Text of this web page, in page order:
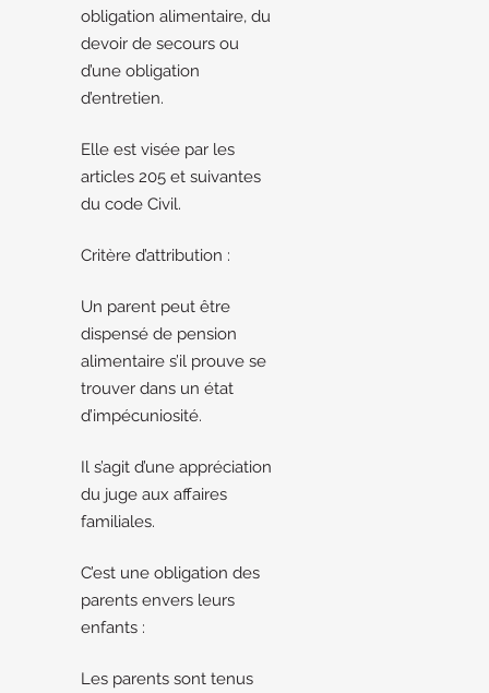
obligation alimentaire, du
devoir de secours ou
d’une obligation
d’entretien.
Elle est visée par les
articles 205 et suivantes
du code Civil.
Critère d’attribution :
Un parent peut être
dispensé de pension
alimentaire s’il prouve se
trouver dans un état
d’impécuniosité.
Il s’agit d’une appréciation
du juge aux affaires
familiales.
C’est une obligation des
parents envers leurs
enfants :
Les parents sont tenus